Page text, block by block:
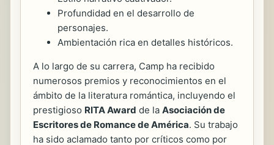
Profundidad en el desarrollo de
personajes.
Ambientación rica en detalles históricos.
A lo largo de su carrera, Camp ha recibido
numerosos premios y reconocimientos en el
ámbito de la literatura romántica, incluyendo el
prestigioso RITA Award de la Asociación de
Escritores de Romance de América. Su trabajo
ha sido aclamado tanto por críticos como por